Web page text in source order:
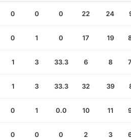
0 0 0 22 24
0 1 0 17 19
1 3 33.3 6 8
1 3 33.3 32 39
0 1 0.0 10 11
0 0 0 2 3